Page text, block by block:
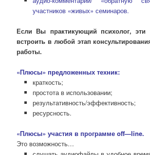
участников «живых» семинаров.
Если Вы практикующий психолог, эти
встроить в любой этап
работы.
«Плюсы» предложенных техник:
краткость;
простота в использовании;
результативность/эффективность;
ресурсность.
«Плюсы» участия в программеoff—line.
Это возможность…